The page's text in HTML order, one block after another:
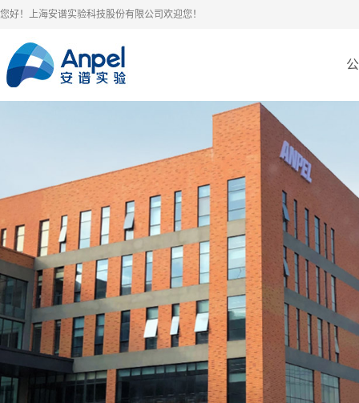
您好！上海安谱实验科技股份有限公司欢迎您！